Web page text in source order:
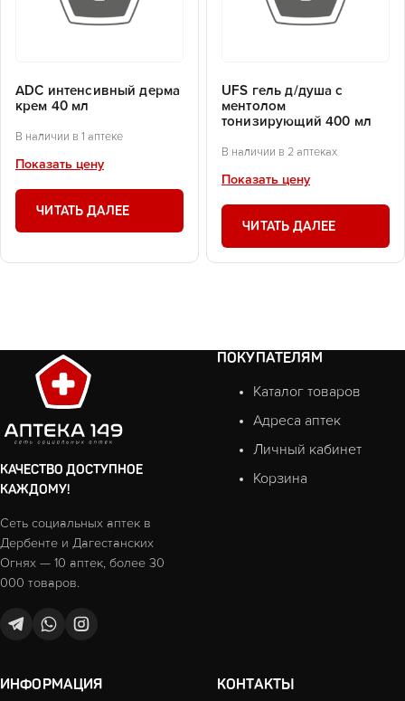
ADC интенсивный дерма
крем 40 мл
В наличии в 1 аптеке
Показать цену
ЧИТАТЬ ДАЛЕЕ
UFS гель д/душа с
ментолом
тонизирующий 400 мл
В наличии в 2 аптеках
Показать цену
ЧИТАТЬ ДАЛЕЕ
КАЧЕСТВО ДОСТУПНОЕ
КАЖДОМУ!
Сеть социальных аптек в
Дербенте и Дагестанских
Огнях — 10 аптек, более 30
000 товаров.
ПОКУПАТЕЛЯМ
Каталог товаров
Адреса аптек
Личный кабинет
Корзина
ИНФОРМАЦИЯ КОНТАКТЫ